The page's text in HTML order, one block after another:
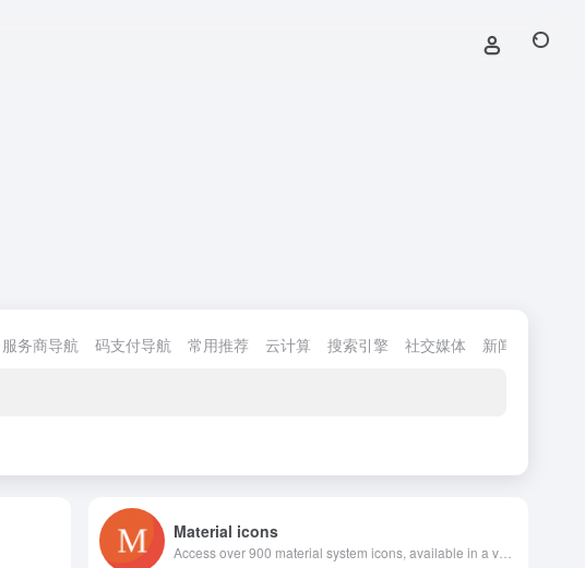
服务商导航 码支付导航 常用推荐 云计算 搜索引擎 社交媒体 新闻资讯
Material icons